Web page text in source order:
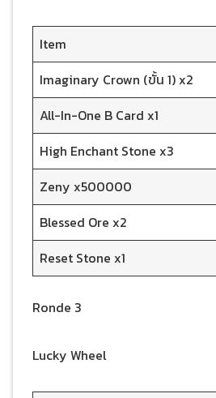
Item
Imaginary Crown (ขั้น 1) x2
All-In-One B Card x1
High Enchant Stone x3
Zeny x500000
Blessed Ore x2
Reset Stone x1
Ronde 3
Lucky Wheel